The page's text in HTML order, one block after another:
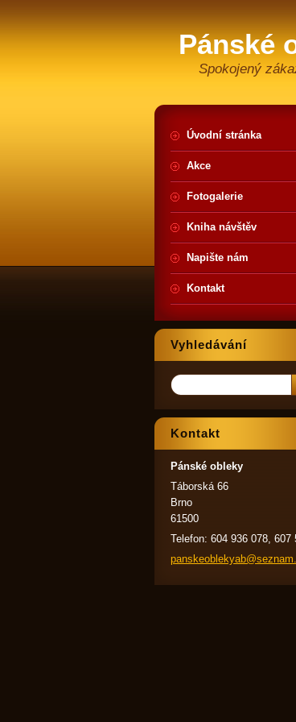
Pánské
Spokojený
Úvodní stránka
Akce
Fotogalerie
Kniha návštěv
Napište nám
Kontakt
Vyhledávání
Kontakt
Pánské obleky
Táborská 66
Brno
61500
Telefon: 604 936 078, 607
panskeob lekyab@s